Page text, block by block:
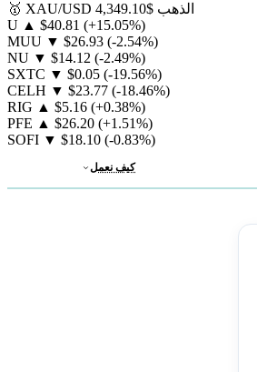
🥇 XAU/USD الذهب $4,349.10
U ▲ $40.81 (+15.05%)
MUU ▼ $26.93 (-2.54%)
NU ▼ $14.12 (-2.49%)
SXTC ▼ $0.05 (-19.56%)
CELH ▼ $23.77 (-18.46%)
RIG ▲ $5.16 (+0.38%)
PFE ▲ $26.20 (+1.51%)
SOFI ▼ $18.10 (-0.83%)
كيف نعمل